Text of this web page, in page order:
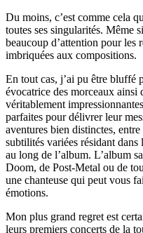
Du moins, c’est comme cela
toutes ses singularités. Même
beaucoup d’attention pour les
imbriquées aux compositions.
En tout cas, j’ai pu être bluffé
évocatrice des morceaux ainsi
véritablement
parfaites pour délivrer leur
aventures bien distinctes,
subtilités variées résidant
au long de l’album. L’album
Doom, de Post-Metal ou de
une chanteuse qui peut vous
émotions.
Mon plus grand regret est
leurs premiers concerts de la